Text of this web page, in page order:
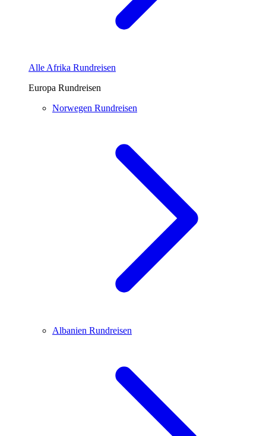
Alle Afrika Rundreisen
Europa Rundreisen
Norwegen Rundreisen
Albanien Rundreisen